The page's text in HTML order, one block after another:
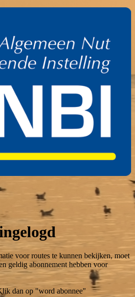
voor routes te kunnen bekijken, moet
geldig abonnement hebben voor
dan op "word abonnee"